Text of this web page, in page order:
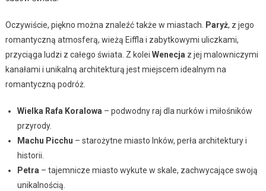
Oczywiście, piękno można znaleźć także w miastach. Paryż, z jego
romantyczną atmosferą, wieżą Eiffla i zabytkowymi uliczkami,
przyciąga ludzi z całego świata. Z kolei Wenecja z jej malowniczymi
kanałami i unikalną architekturą jest miejscem idealnym na
romantyczną podróż.
Wielka Rafa Koralowa – podwodny raj dla nurków i miłośników
przyrody.
Machu Picchu – starożytne miasto Inków, perła architektury i
historii.
Petra – tajemnicze miasto wykute w skale, zachwycające swoją
unikalnością.